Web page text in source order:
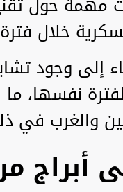
خلال
إلى وجود
والغرب في
أبراج